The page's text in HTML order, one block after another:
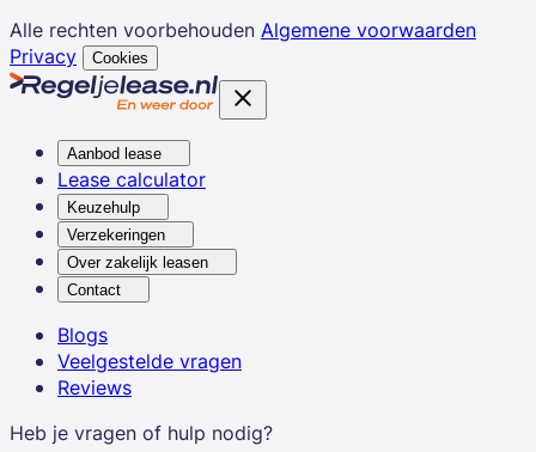
Alle rechten voorbehouden Algemene voorwaarden
Privacy
Cookies
Aanbod lease
Lease calculator
Keuzehulp
Verzekeringen
Over zakelijk leasen
Contact
Blogs
Veelgestelde vragen
Reviews
Heb je vragen of hulp nodig?